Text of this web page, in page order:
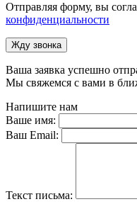
Отправляя форму, вы
конфиденциальности
Жду звонка
Ваша заявка успешно
Мы свяжемся с вами в
Напишите нам
Ваше имя:
Ваш Email:
Текст письма: